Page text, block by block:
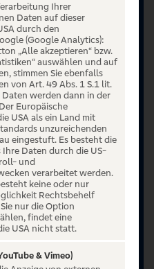
Ihrer
Daten auf dieser
durch den
(Google Analytics):
„Alle akzeptieren“ bzw.
auswählen und auf
stimmen Sie ebenfalls
von Art. 49 Abs. 1 S.1 lit.
Daten werden dann in der
Europäische
USA als ein Land mit
unzureichenden
eingestuft. Es besteht die
Daten durch die US-
und
verarbeitet werden.
keine oder nur
Rechtsbehelf
nur die Option
findet eine
USA nicht statt.
& Vimeo)